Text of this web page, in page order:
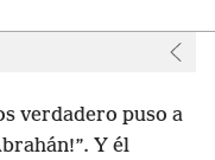
verdadero puso a
Y él